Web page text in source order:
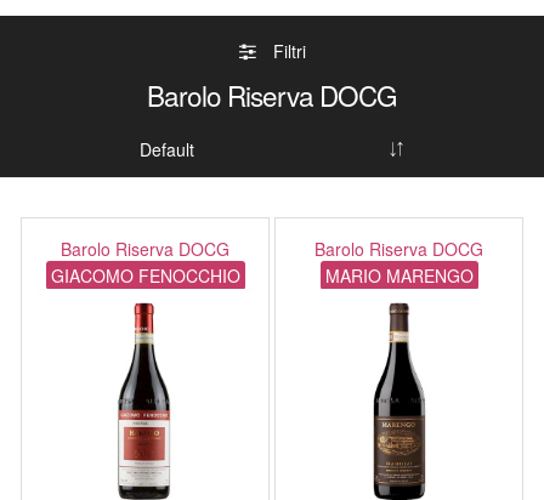
Filtri
Barolo Riserva DOCG
Barolo Riserva DOCG
GIACOMO FENOCCHIO
Barolo Riserva DOCG
MARIO MARENGO